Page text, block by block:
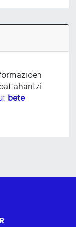
ahantzi
bete